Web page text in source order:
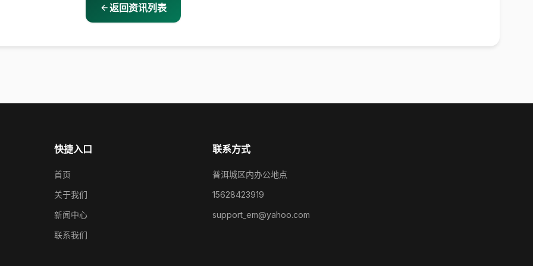
返回资讯列表
快捷入口
首页
关于我们
新闻中心
联系我们
联系方式
普洱城区内办公地点
15628423919
support_em@yahoo.com